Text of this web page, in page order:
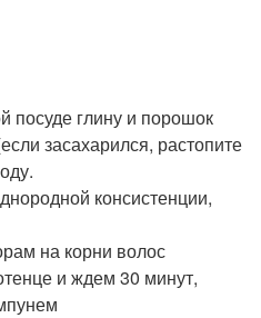
посуде глину и порошок
засахарился, растопите
консистенции,
на корни волос
и ждем 30 минут,